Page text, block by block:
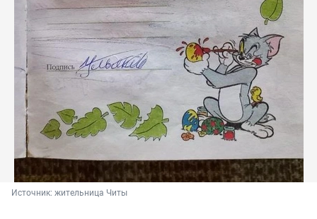
Источник: жительница Читы